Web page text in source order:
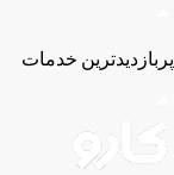
پربازدیدترین خدمات